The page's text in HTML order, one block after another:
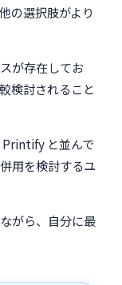
の選択肢がより
が存在してお
検討されること
と並んで
用を検討するユ
がら、自分に最